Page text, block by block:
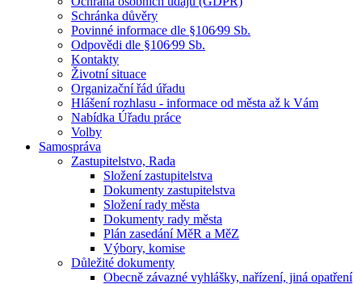
Schránka důvěry
Povinné informace dle §106⁄99 Sb.
Odpovědi dle §106⁄99 Sb.
Kontakty
Životní situace
Organizační řád úřadu
Hlášení rozhlasu - informace od města až k Vám
Nabídka Úřadu práce
Volby
Samospráva
Zastupitelstvo, Rada
Složení zastupitelstva
Dokumenty zastupitelstva
Složení rady města
Dokumenty rady města
Plán zasedání MěR a MěZ
Výbory, komise
Důležité dokumenty
Obecně závazné vyhlášky, nařízení, jiná opatření